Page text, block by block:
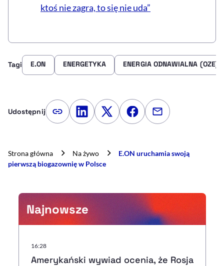
ktoś nie zagra, to się nie uda”
Najnowsze
16:28
Amerykański wywiad ocenia, że Rosja
Tagi E.ON ENERGETYKA ENERGIA ODNAWIALNA (OZE)
Udostępnij Kopiuj link artykułu
Udostępnij na LinkedIn
Udostępnij na Twitterze
Udostępnij na
Udostępnij
Strona główna Na żywo
E.ON uruchamia swoją
pierwszą biogazownię w Polsce